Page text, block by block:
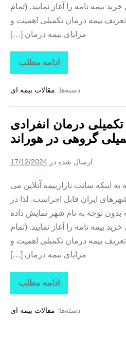
بیمه نامه را آغاز نمایید. (تمام
بیمه درمان تکمیلی اهمیت و
مزایای بیمه درمان […]
ادامه مطلب
تاراز
بیمه
بیمه
درمان
+
بیمه
درمان
تکمیلی
در
دسته‌ها: مقالات بیمه ای
تکمیلی درمان انفرادی
گروهی در هوراند
ارسال شده در 17/12/2024
اینکه سایت تارازبیمه آنلاین می
شهرهای ایران قابل اجراست. لذا در
توجه به نام شهر نمایش داده
بیمه نامه را آغاز نمایید. (تمام
بیمه درمان تکمیلی اهمیت و
مزایای بیمه درمان […]
ادامه مطلب
تاراز
بیمه
بیمه
درمان
دسته‌ها: مقالات بیمه ای